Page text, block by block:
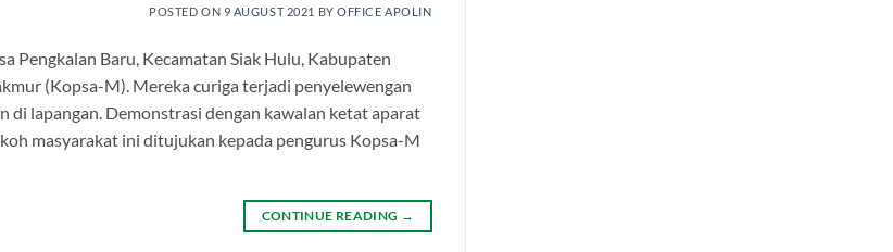
POSTED ON 9 AUGUST 2021 BYOFFICE APOLIN
Pengkalan Baru, Kecamatan Siak Hulu, Kabupaten
(Kopsa-M). Mereka curiga terjadi penyelewengan
di lapangan. Demonstrasi dengan kawalan ketat aparat
masyarakat ini ditujukan kepada pengurus Kopsa-M
CONTINUE READING →